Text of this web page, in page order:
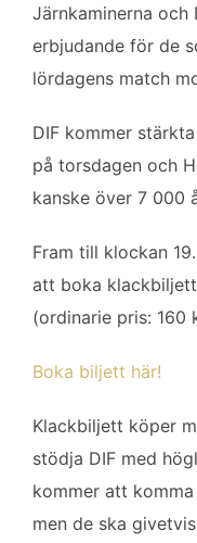
k
n
Järnkaminerna
erbjudande för de
lördagens match
DIF kommer
på torsdagen och
kanske över 7 000
Fram till klockan
att boka
(ordinarie pris: 160
Boka biljett här!
Klackbiljett köper
stödja DIF med
kommer att
men de ska